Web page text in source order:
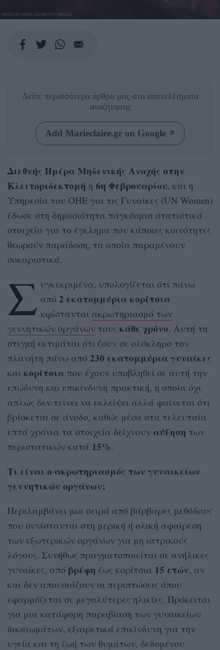
PHOTO BY MARVI LACAR/GETTY IMAGES
Δείτε περισσότερα άρθρα μας στα αποτελέσματα
αναζήτησης
Add Marieclaire.gr on Google
Διεθνής Ημέρα Μηδενικής Ανοχής στην
Κλειτοριδεκτομή η 6η Φεβρουαρίου, και η
Υπηρεσία του ΟΗΕ για τις Γυναίκες (UN Women)
έδωσε στη δημοσιότητα παγκόσμια στατιστικά
στοιχεία για το έγκλημα που κάποιες κοινότητες
θεωρούν παράδοση, τα οποία παραμένουν
σοκαριστικά.
Σ υγκεκριμένα, υπολογίζεται ότι πάνω
από 2 εκατομμύρια κορίτσια
υφίστανται ακρωτηριασμό των
γεννητικών οργάνων τους κάθε χρόνο. Αυτή τη
στιγμή εκτιμάται ότι ζουν σε ολόκληρο τον
πλανήτη πάνω από 230 εκατομμύρια γυναίκες
και κορίτσια που έχουν υποβληθεί σε αυτή την
επώδυνη και επικίνδυνη πρακτική, η οποία όχι
απλώς δεν τείνει να εκλείψει αλλά φαίνεται ότι
βρίσκεται σε άνοδο, καθώς μέσα στα τελευταία
επτά χρόνια τα στοιχεία δείχνουν αύξηση των
περιστατικών κατά 15%.
Τι είναι ο ακρωτηριασμός των γυναικείων
γεννητικών οργάνων;
Περιλαμβάνει μια σειρά από βάρβαρες μεθόδους
που συνίστανται στη μερική ή ολική αφαίρεση
των εξωτερικών οργάνων για μη ιατρικούς
λόγους. Συνήθως πραγματοποιείται σε ανήλικες
γυναίκες, από βρέφη έως κορίτσια 15 ετών, αν
και δεν απουσιάζουν οι περιπτώσεις όπου
εφαρμόζεται σε μεγαλύτερες ηλικίες. Πρόκειται
για μια κατάφορη παραβίαση των γυναικείων
δικαιωμάτων, εξαιρετικά επικίνδυνη για την
υγεία και τη ζωή των θυμάτων, δεδομένου